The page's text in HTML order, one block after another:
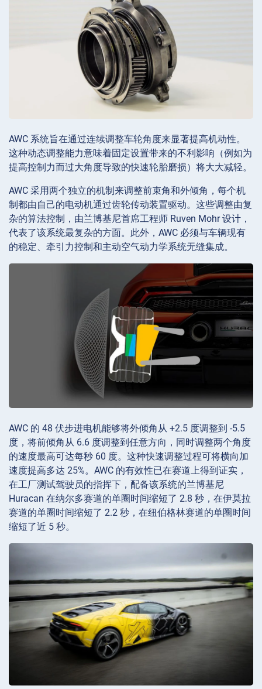
AWC 系统旨在通过连续调整车轮角度来显著提高机动性。
这种动态调整能力意味着固定设置带来的不利影响（例如为
提高控制力而过大角度导致的快速轮胎磨损）将大大减轻。
AWC 采用两个独立的机制来调整前束角和外倾角，每个机
制都由自己的电动机通过齿轮传动装置驱动。这些调整由复
杂的算法控制，由兰博基尼首席工程师 Ruven Mohr 设计，
代表了该系统最复杂的方面。此外，AWC 必须与车辆现有
的稳定、牵引力控制和主动空气动力学系统无缝集成。
AWC 的 48 伏步进电机能够将外倾角从 +2.5 度调整到 -5.5
度，将前倾角从 6.6 度调整到任意方向，同时调整两个角度
的速度最高可达每秒 60 度。这种快速调整过程可将横向加
速度提高多达 25%。AWC 的有效性已在赛道上得到证实，
在工厂测试驾驶员的指挥下，配备该系统的兰博基尼
Huracan 在纳尔多赛道的单圈时间缩短了 2.8 秒，在伊莫拉
赛道的单圈时间缩短了 2.2 秒，在纽伯格林赛道的单圈时间
缩短了近 5 秒。